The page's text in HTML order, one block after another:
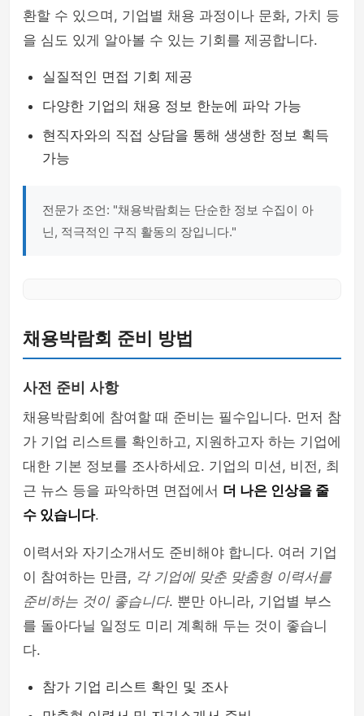
환할 수 있으며, 기업별 채용 과정이나 문화, 가치 등
을 심도 있게 알아볼 수 있는 기회를 제공합니다.
실질적인 면접 기회 제공
다양한 기업의 채용 정보 한눈에 파악 가능
현직자와의 직접 상담을 통해 생생한 정보 획득
가능
전문가 조언: "채용박람회는 단순한 정보 수집이 아
닌, 적극적인 구직 활동의 장입니다."
채용박람회 준비 방법
사전 준비 사항
채용박람회에 참여할 때 준비는 필수입니다. 먼저 참
가 기업 리스트를 확인하고, 지원하고자 하는 기업에
대한 기본 정보를 조사하세요. 기업의 미션, 비전, 최
근 뉴스 등을 파악하면 면접에서 더 나은 인상을 줄
수 있습니다.
이력서와 자기소개서도 준비해야 합니다. 여러 기업
이 참여하는 만큼, 각 기업에 맞춘 맞춤형 이력서를
준비하는 것이 좋습니다. 뿐만 아니라, 기업별 부스
를 돌아다닐 일정도 미리 계획해 두는 것이 좋습니
다.
참가 기업 리스트 확인 및 조사